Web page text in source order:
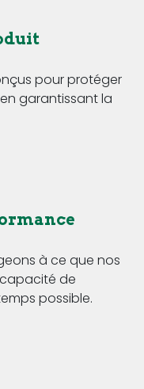
pour protéger
garantissant la
à ce que nos
de
possible.